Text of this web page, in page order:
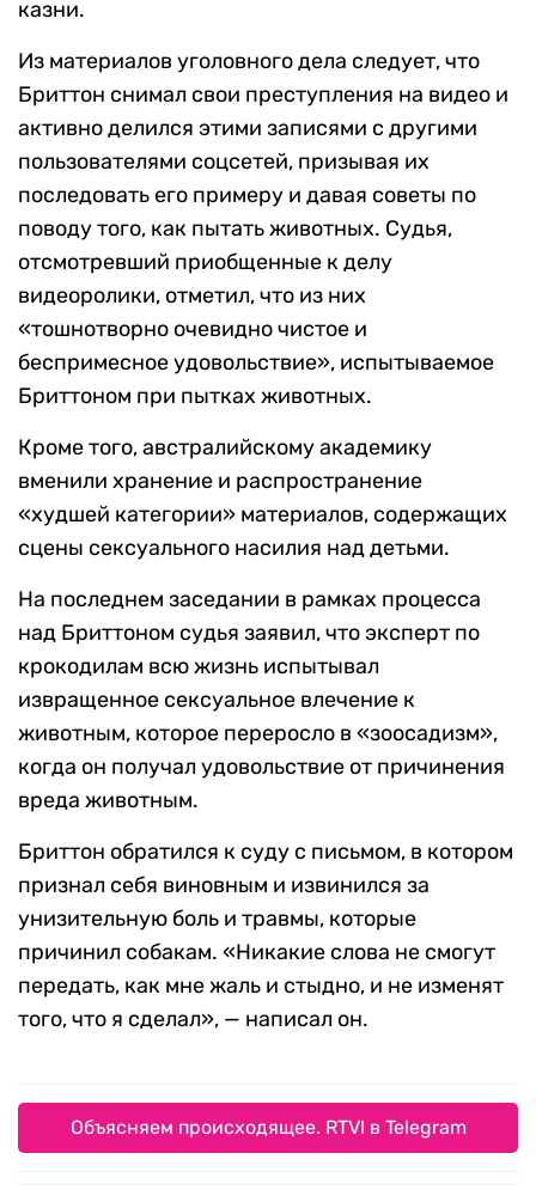
казни.
Из материалов уголовного дела следует, что
Бриттон снимал свои преступления на видео и
активно делился этими записями с другими
пользователями соцсетей, призывая их
последовать его примеру и давая советы по
поводу того, как пытать животных. Судья,
отсмотревший приобщенные к делу
видеоролики, отметил, что из них
«тошнотворно очевидно чистое и
беспримесное удовольствие», испытываемое
Бриттоном при пытках животных.
Кроме того, австралийскому академику
вменили хранение и распространение
«худшей категории» материалов, содержащих
сцены сексуального насилия над детьми.
На последнем заседании в рамках процесса
над Бриттоном судья заявил, что эксперт по
крокодилам всю жизнь испытывал
извращенное сексуальное влечение к
животным, которое переросло в «зоосадизм»,
когда он получал удовольствие от причинения
вреда животным.
Бриттон обратился к суду с письмом, в котором
признал себя виновным и извинился за
унизительную боль и травмы, которые
причинил собакам. «Никакие слова не смогут
передать, как мне жаль и стыдно, и не изменят
того, что я сделал», — написал он.
Объясняем происходящее. RTVI в Telegram